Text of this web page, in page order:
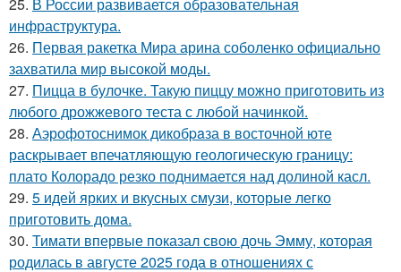
25. В России развивается образовательная
инфраструктура.
26. Первая ракетка Мира арина соболенко официально
захватила мир высокой моды.
27. Пицца в булочке. Такую пиццу можно приготовить из
любого дрожжевого теста с любой начинкой.
28. Аэрофотоснимок дикобpaза в восточной юте
раскрывает впечатляющую геологическую границу:
плато Колорадо резко поднимается над долиной касл.
29. 5 идей ярких и вкусных смузи, которые легко
приготовить дома.
30. Тимати впервые показал свою дочь Эмму, которая
родилась в августе 2025 года в отношениях с